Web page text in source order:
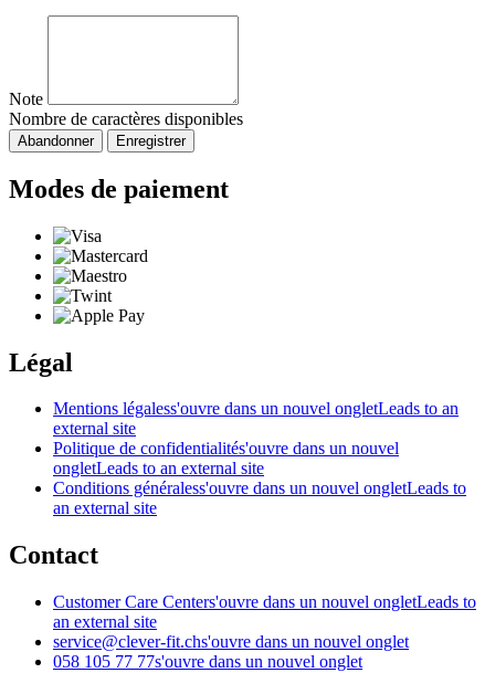
Note
Nombre de caractères disponibles
Abandonner Enregistrer
Modes de paiement
Légal
Mentions légaless'ouvre dans un nouvel ongletLeads to an
external site
Politique de confidentialités'ouvre dans un nouvel
ongletLeads to an external site
Conditions généraless'ouvre dans un nouvel ongletLeads to
an external site
Contact
Customer Care Centers'ouvre dans un nouvel ongletLeads to
an external site
service@clever-fit.chs'ouvre dans un nouvel onglet
058 105 77 77s'ouvre dans un nouvel onglet